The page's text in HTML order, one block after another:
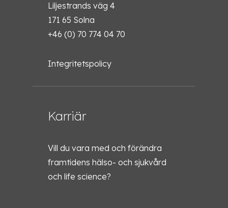
Liljestrands väg 4
171 65 Solna
+46 (0) 70 774 04 70
Integritetspolicy
Karriär
Vill du vara med och förändra
framtidens hälso- och sjukvård
och life science?